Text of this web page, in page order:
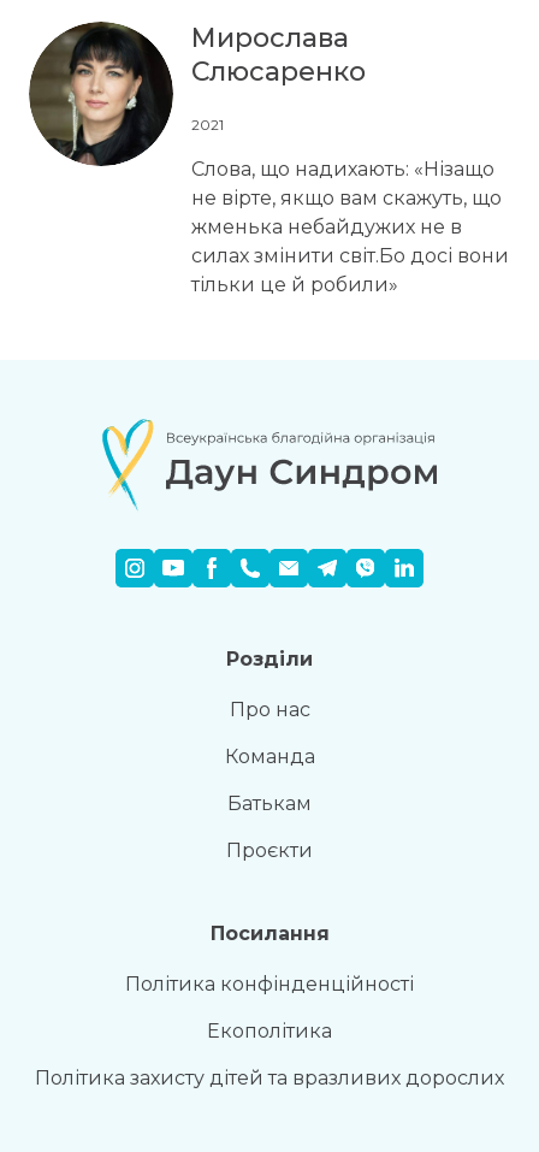
Мирослава
Слюсаренко
2021
Слова, що надихають: «Нізащо
не вірте, якщо вам скажуть, що
жменька небайдужих не в
силах змінити світ.Бо досі вони
тільки це й робили»
Розділи
Про нас
Команда
Батькам
Проєкти
Посилання
Політика конфінденційності
Екополітика
Політика захисту дітей та вразливих дорослих